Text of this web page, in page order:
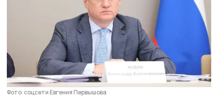
Фото: соцсети Евгения Первышова